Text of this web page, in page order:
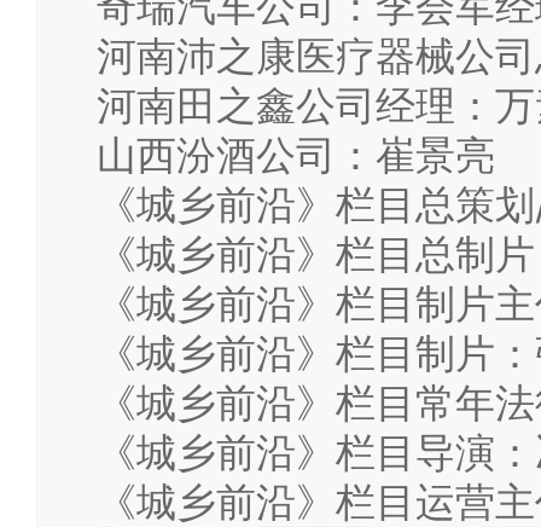
河南沛之康医疗器械公
河南田之鑫公司经理：
山西汾酒公司：崔景亮
《城乡前沿》栏目总策
《城乡前沿》栏目总制
《城乡前沿》栏目制片
《城乡前沿》栏目制片
《城乡前沿》栏目常年
《城乡前沿》栏目导演
《城乡前沿》栏目运营